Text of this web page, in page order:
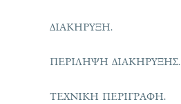
ΔΙΑΚΗΡΥΞΗ.
ΠΕΡΙΛΗΨΗ ΔΙΑΚΗΡΥΞΗΣ.
ΤΕΧΝΙΚΗ ΠΕΡΙΓΡΑΦΗ.